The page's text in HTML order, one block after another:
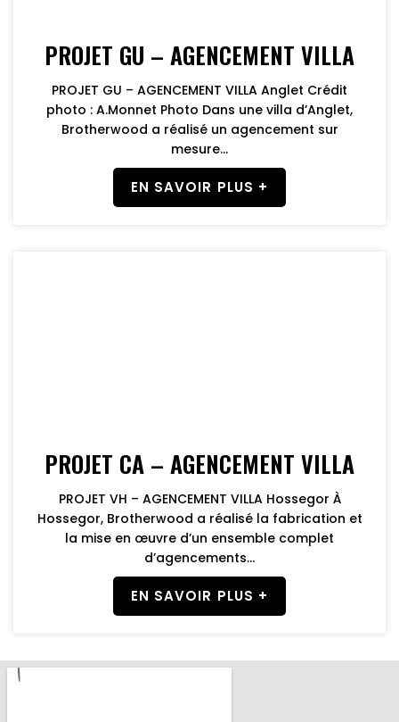
PROJET GU – AGENCEMENT VILLA
PROJET GU – AGENCEMENT VILLA Anglet Crédit
photo : A.Monnet Photo Dans une villa d’Anglet,
Brotherwood a réalisé un agencement sur
mesure...
EN SAVOIR PLUS +
PROJET CA – AGENCEMENT VILLA
PROJET VH – AGENCEMENT VILLA Hossegor À
Hossegor, Brotherwood a réalisé la fabrication et
la mise en œuvre d’un ensemble complet
d’agencements...
EN SAVOIR PLUS +